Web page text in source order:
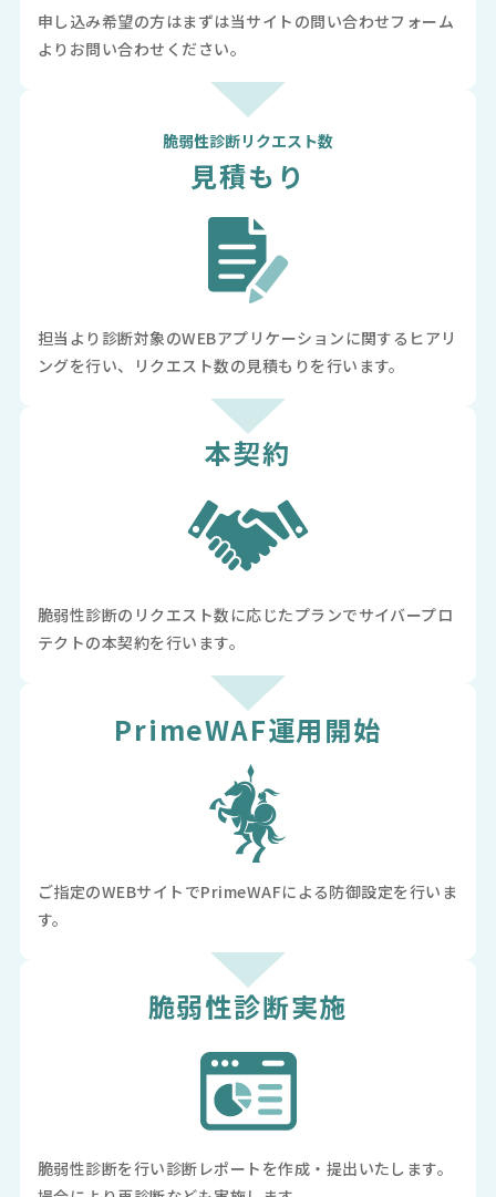
申し込み希望の方はまずは当サイトの問い合わせフォーム
よりお問い合わせください。
脆弱性診断リクエスト数
見積もり
担当より診断対象のWEBアプリケーションに関するヒアリ
ングを行い、リクエスト数の見積もりを行います。
本契約
脆弱性診断のリクエスト数に応じたプランでサイバープロ
テクトの本契約を行います。
PrimeWAF運用開始
ご指定のWEBサイトでPrimeWAFによる防御設定を行いま
す。
脆弱性診断実施
脆弱性診断を行い診断レポートを作成・提出いたします。